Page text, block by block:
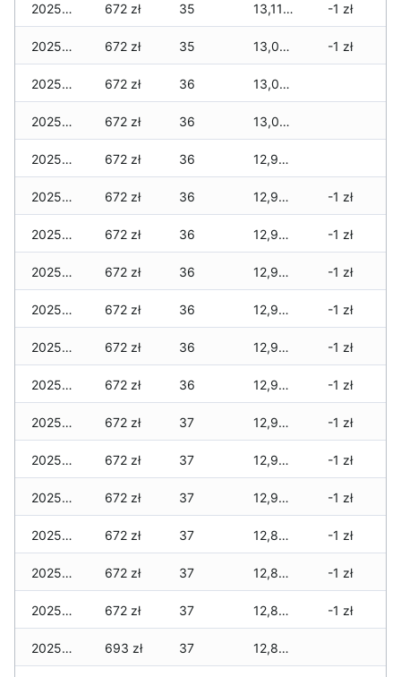
2025-12-17 672 zł 35 13,111 zł -1 zł
2025-12-16 672 zł 35 13,097 zł -1 zł
2025-12-15 672 zł 36 13,027 zł
2025-12-14 672 zł 36 13,027 zł
2025-12-13 672 zł 36 12,964 zł
2025-12-12 672 zł 36 12,964 zł -1 zł
2025-12-11 672 zł 36 12,922 zł -1 zł
2025-12-10 672 zł 36 12,922 zł -1 zł
2025-12-09 672 zł 36 12,922 zł -1 zł
2025-12-08 672 zł 36 12,922 zł -1 zł
2025-12-07 672 zł 36 12,922 zł -1 zł
2025-12-06 672 zł 37 12,922 zł -1 zł
2025-12-05 672 zł 37 12,901 zł -1 zł
2025-12-04 672 zł 37 12,901 zł -1 zł
2025-12-03 672 zł 37 12,880 zł -1 zł
2025-12-02 672 zł 37 12,873 zł -1 zł
2025-12-01 672 zł 37 12,852 zł -1 zł
2025-11-30 693 zł 37 12,831 zł